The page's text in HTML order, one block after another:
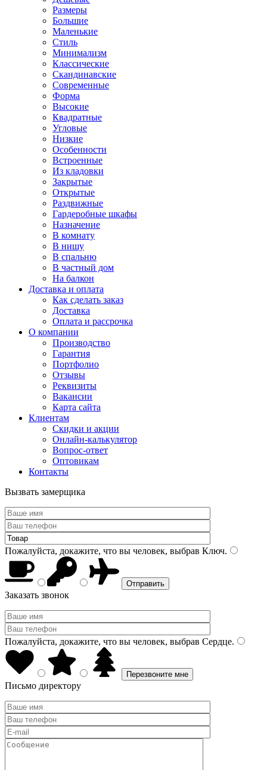
Размеры
Большие
Маленькие
Стиль
Минимализм
Классические
Скандинавские
Современные
Форма
Высокие
Квадратные
Угловые
Низкие
Особенности
Встроенные
Из кладовки
Закрытые
Открытые
Раздвижные
Гардеробные шкафы
Назначение
В комнату
В нишу
В спальню
В частный дом
На балкон
Доставка и оплата
Как сделать заказ
Доставка
Оплата и рассрочка
О компании
Производство
Гарантия
Портфолио
Отзывы
Реквизиты
Вакансии
Карта сайта
Клиентам
Скидки и акции
Онлайн-калькулятор
Вопрос-ответ
Оптовикам
Контакты
Вызвать замерщика
Пожалуйста, докажите, что вы человек, выбрав Ключ.
Заказать звонок
Пожалуйста, докажите, что вы человек, выбрав Сердце.
Письмо директору